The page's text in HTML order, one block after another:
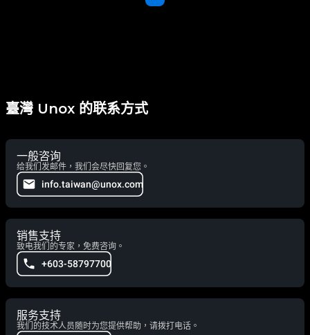
臺灣 Unox 的联系方式
一般咨询
给我们发邮件，我们会尽快回复您。
info.taiwan@unox.com
销售支持
致电我们的专家，免费咨询。
+603-58797700
服务支持
我们的技术人员随时为您提供帮助，请拨打电话。